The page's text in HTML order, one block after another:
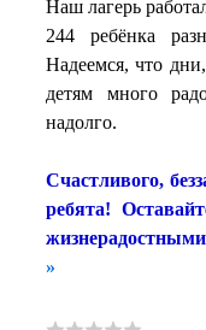
Наш лагерь
244 ребёнка
Надеемся, что
детям много
надолго.
Счастливого,
ребята!
»